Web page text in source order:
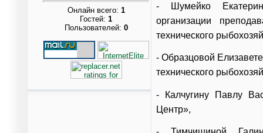
Онлайн всего: 1
Гостей: 1
Пользователей: 0
- Шумейко
организации
технического
- Образцовой
технического
- Калчугину Павлу
Центр»,